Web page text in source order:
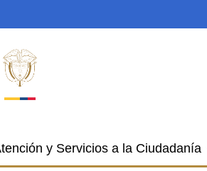
y Servicios a la Ciudadanía